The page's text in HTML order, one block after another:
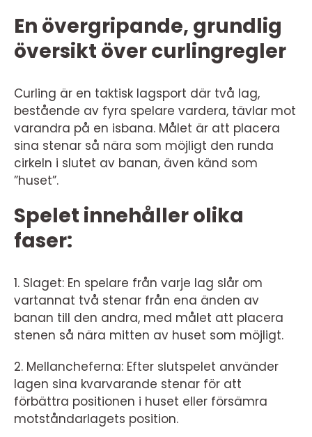
En övergripande, grundlig
översikt över curlingregler
Curling är en taktisk lagsport där två lag,
bestående av fyra spelare vardera, tävlar mot
varandra på en isbana. Målet är att placera
sina stenar så nära som möjligt den runda
cirkeln i slutet av banan, även känd som
”huset”.
Spelet innehåller olika
faser:
1. Slaget: En spelare från varje lag slår om
vartannat två stenar från ena änden av
banan till den andra, med målet att placera
stenen så nära mitten av huset som möjligt.
2. Mellancheferna: Efter slutspelet använder
lagen sina kvarvarande stenar för att
förbättra positionen i huset eller försämra
motståndarlagets position.